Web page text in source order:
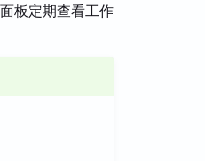
板定期查看工作